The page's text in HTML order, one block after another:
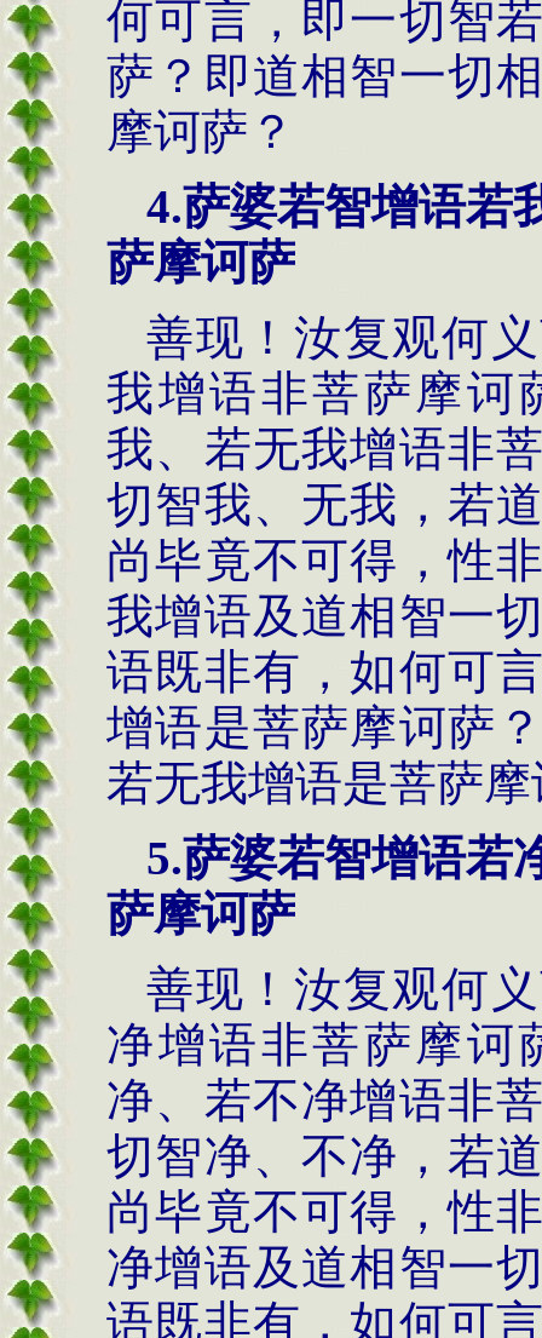
何可言，即一切智
萨？即道相智一切
摩诃萨？
4.萨婆若智增语若
萨摩诃萨
善现！汝复观何
我增语非菩萨摩诃
我、若无我增语非
切智我、无我，若
尚毕竟不可得，性
我增语及道相智一
语既非有，如何可
增语是菩萨摩诃萨
若无我增语是菩萨
5.萨婆若智增语若
萨摩诃萨
善现！汝复观何
净增语非菩萨摩诃
净、若不净增语非
切智净、不净，若
尚毕竟不可得，性
净增语及道相智一
语既非有，如何可